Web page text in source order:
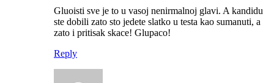
Gluoisti sve je to u vasoj nenirmalnoj glavi. A kandidu
ste dobili zato sto jedete slatko u testa kao sumanuti, a
zato i pritisak skace! Glupaco!
Reply